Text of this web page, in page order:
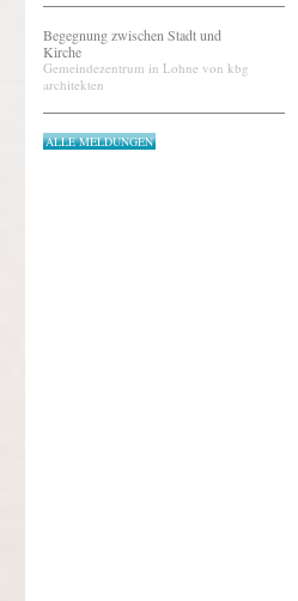
Begegnung zwischen Stadt und
Kirche
Gemeindezentrum in Lohne von kbg
architekten
ALLE MELDUNGEN